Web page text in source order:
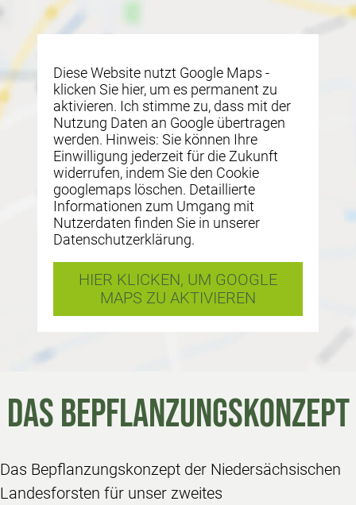
Diese Website nutzt Google Maps -
klicken Sie hier, um es permanent zu
aktivieren. Ich stimme zu, dass mit der
Nutzung Daten an Google übertragen
werden. Hinweis: Sie können Ihre
Einwilligung jederzeit für die Zukunft
widerrufen, indem Sie den Cookie
googlemaps löschen. Detaillierte
Informationen zum Umgang mit
Nutzerdaten finden Sie in unserer
Datenschutzerklärung.
HIER KLICKEN, UM GOOGLE
MAPS ZU AKTIVIEREN
DAS BE­PFLAN­ZUNGS­KON­ZEPT
Das Bepflanzungskonzept der Niedersächsischen
Landesforsten für unser zweites